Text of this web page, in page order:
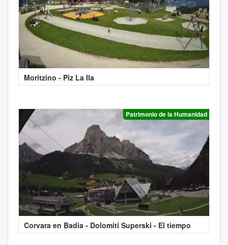
Moritzino - Piz La Ila
Patrimonio de la Humanidad
Corvara en Badia - Dolomiti Superski - El tiempo